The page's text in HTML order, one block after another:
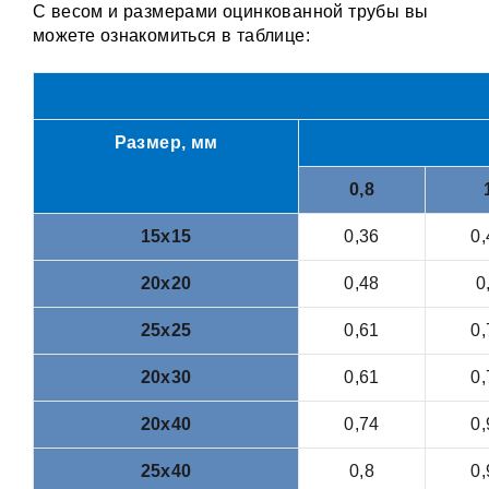
С весом и размерами оцинкованной трубы вы
можете ознакомиться в таблице:
Размер, мм
0,8
15x15 0,36
20х20 0,48
25х25 0,61
20х30 0,61
20х40 0,74
25х40 0,8